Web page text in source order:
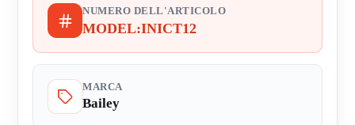
NUMERO DELL'ARTICOLO
MODEL:INICT12
MARCA
Bailey